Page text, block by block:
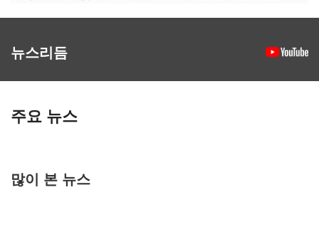
뉴스리듬
주요 뉴스
많이 본 뉴스